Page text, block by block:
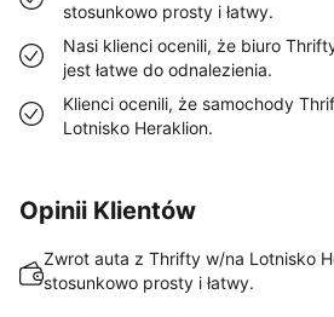
stosunkowo prosty i łatwy.
Nasi klienci ocenili, że biuro
jest łatwe do odnalezienia.
Klienci ocenili, że samochody
Lotnisko Heraklion.
Opinii Klientów
Zwrot auta z Thrifty w/na Lotnisko
stosunkowo prosty i łatwy.